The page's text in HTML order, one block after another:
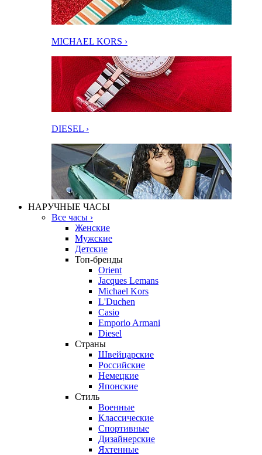
MICHAEL KORS ›
DIESEL ›
НАРУЧНЫЕ ЧАСЫ
Все часы ›
Женские
Мужские
Детские
Топ-бренды
Orient
Jacques Lemans
Michael Kors
L'Duchen
Casio
Emporio Armani
Diesel
Страны
Швейцарские
Российские
Немецкие
Японские
Стиль
Военные
Классические
Спортивные
Дизайнерские
Яхтенные